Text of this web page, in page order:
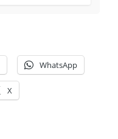
WhatsApp
X